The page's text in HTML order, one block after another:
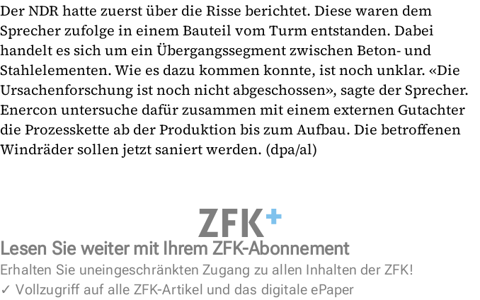
Der NDR hatte zuerst über die Risse berichtet. Diese waren dem
Sprecher zufolge in einem Bauteil vom Turm entstanden. Dabei
handelt es sich um ein Übergangssegment zwischen Beton- und
Stahlelementen. Wie es dazu kommen konnte, ist noch unklar. «Die
Ursachenforschung ist noch nicht abgeschossen», sagte der Sprecher.
Enercon untersuche dafür zusammen mit einem externen Gutachter
die Prozesskette ab der Produktion bis zum Aufbau. Die betroffenen
Windräder sollen jetzt saniert werden. (dpa/al)
Lesen Sie weiter mit Ihrem ZFK-Abonnement
Erhalten Sie uneingeschränkten Zugang zu allen Inhalten der ZFK!
✓ Vollzugriff auf alle ZFK-Artikel und das digitale ePaper